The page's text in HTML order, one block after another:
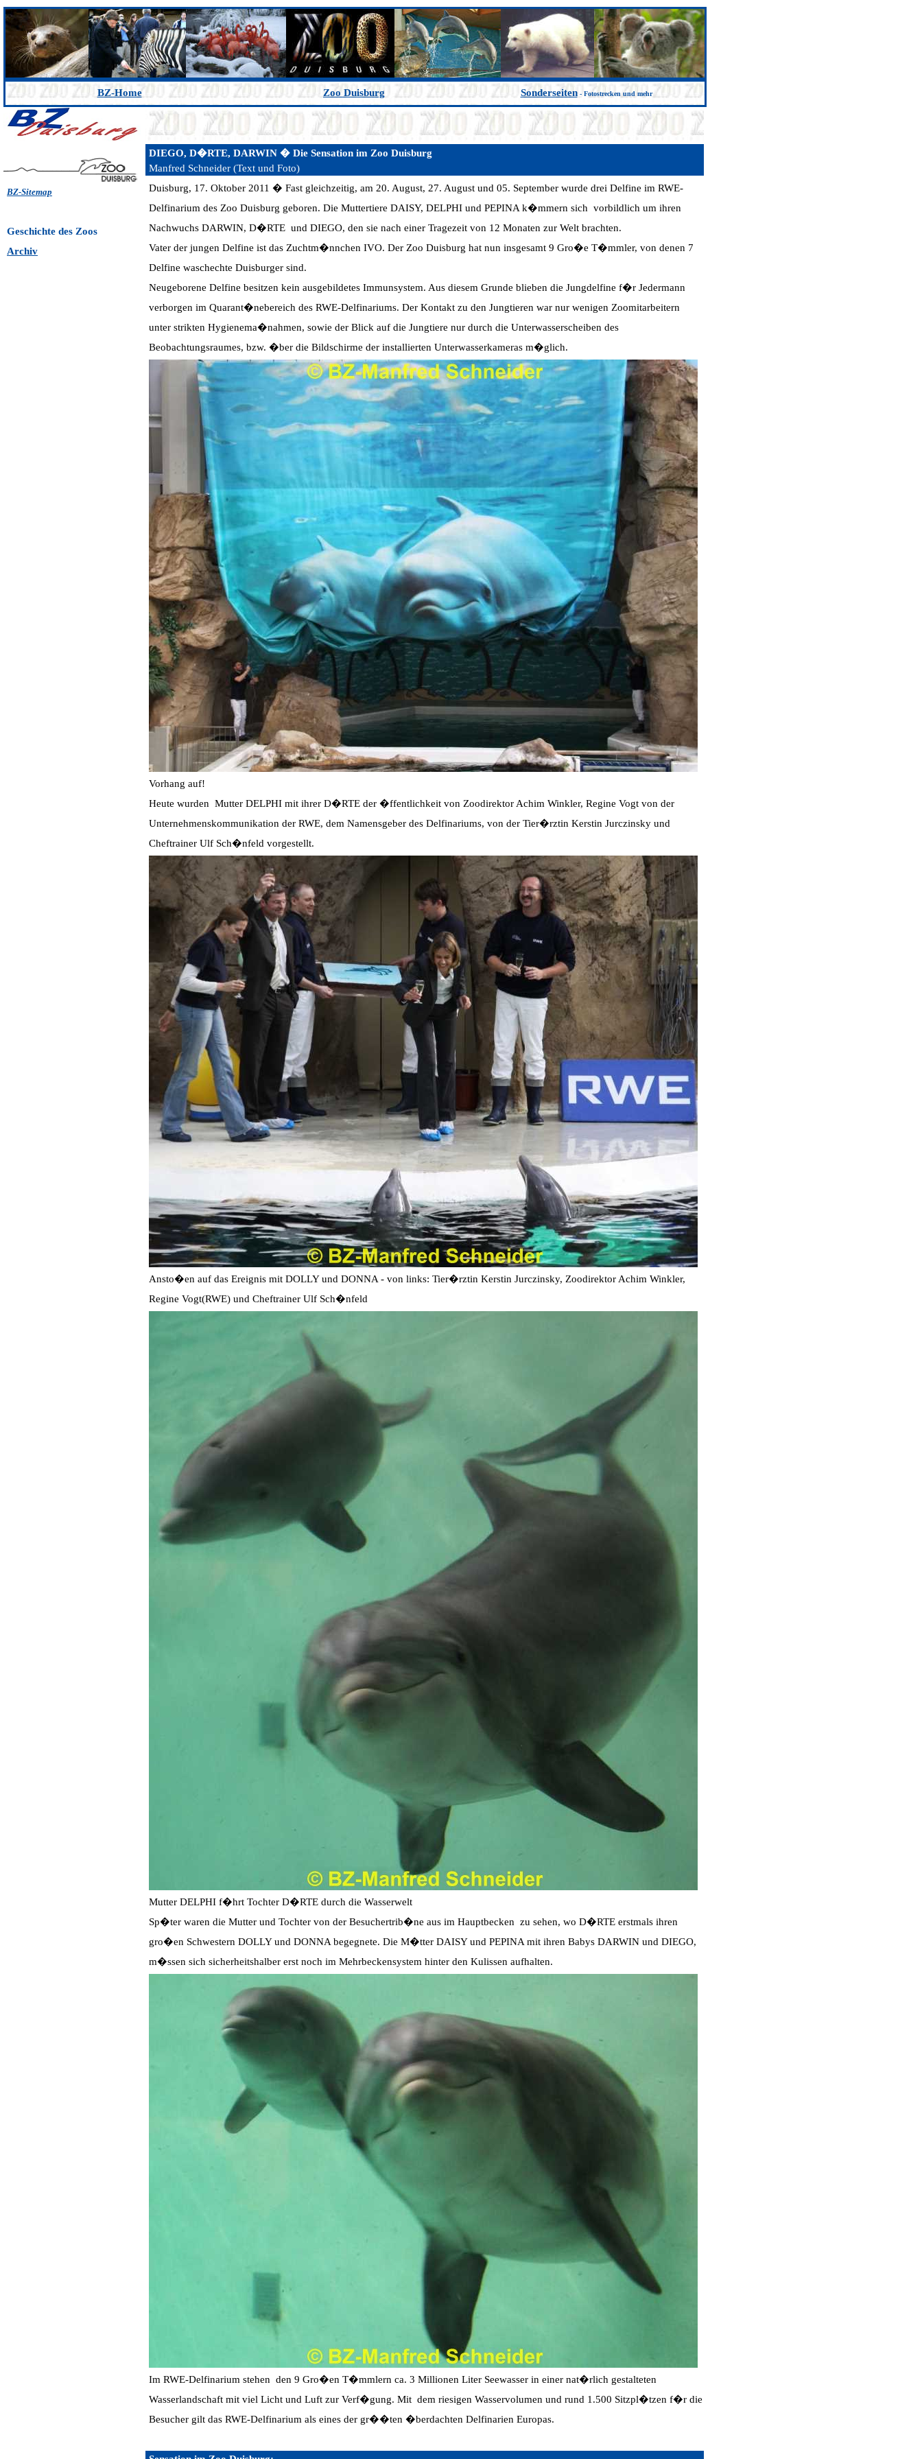
BZ-Home Zoo Duisburg Sonderseiten- Fotostrecken und mehr
BZ-Sitemap
Geschichte des Zoos
Archiv
DIEGO, D�RTE, DARWIN � Die Sensation im Zoo Duisburg
Manfred Schneider (Text und Foto)
Duisburg, 17. Oktober 2011 � Fast gleichzeitig, am 20. August, 27. August und 05. September wurde drei Delfine im RWE-
Delfinarium des Zoo Duisburg geboren. Die Muttertiere DAISY, DELPHI und PEPINA k�mmern sich vorbildlich um ihren
Nachwuchs DARWIN, D�RTE und DIEGO, den sie nach einer Tragezeit von 12 Monaten zur Welt brachten.
Vater der jungen Delfine ist das Zuchtm�nnchen IVO. Der Zoo Duisburg hat nun insgesamt 9 Gro�e T�mmler, von denen 7
Delfine waschechte Duisburger sind.
Neugeborene Delfine besitzen kein ausgebildetes Immunsystem. Aus diesem Grunde blieben die Jungdelfine f�r Jedermann
verborgen im Quarant�nebereich des RWE-Delfinariums. Der Kontakt zu den Jungtieren war nur wenigen Zoomitarbeitern
unter strikten Hygienema�nahmen, sowie der Blick auf die Jungtiere nur durch die Unterwasserscheiben des
Beobachtungsraumes, bzw. �ber die Bildschirme der installierten Unterwasserkameras m�glich.
Vorhang auf!
Heute wurden Mutter DELPHI mit ihrer D�RTE der �ffentlichkeit von Zoodirektor Achim Winkler, Regine Vogt von der
Unternehmenskommunikation der RWE, dem Namensgeber des Delfinariums, von der Tier�rztin Kerstin Jurczinsky und
Cheftrainer Ulf Sch�nfeld vorgestellt.
Ansto�en auf das Ereignis mit DOLLY und DONNA - von links: Tier�rztin Kerstin Jurczinsky, Zoodirektor Achim Winkler,
Regine Vogt(RWE) und Cheftrainer Ulf Sch�nfeld
Mutter DELPHI f�hrt Tochter D�RTE durch die Wasserwelt
Sp�ter waren die Mutter und Tochter von der Besuchertrib�ne aus im Hauptbecken zu sehen, wo D�RTE erstmals ihren
gro�en Schwestern DOLLY und DONNA begegnete. Die M�tter DAISY und PEPINA mit ihren Babys DARWIN und DIEGO,
m�ssen sich sicherheitshalber erst noch im Mehrbeckensystem hinter den Kulissen aufhalten.
Im RWE-Delfinarium stehen den 9 Gro�en T�mmlern ca. 3 Millionen Liter Seewasser in einer nat�rlich gestalteten
Wasserlandschaft mit viel Licht und Luft zur Verf�gung. Mit dem riesigen Wasservolumen und rund 1.500 Sitzpl�tzen f�r die
Besucher gilt das RWE-Delfinarium als eines der gr��ten �berdachten Delfinarien Europas.